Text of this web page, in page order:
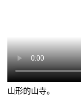
山形的山寺。